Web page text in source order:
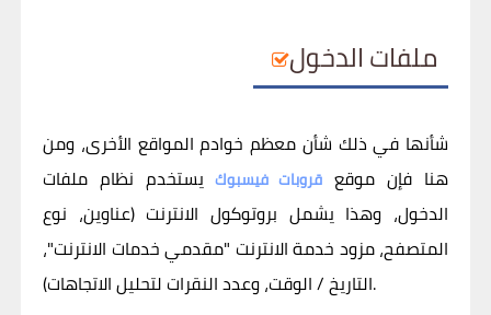
ملفات الدخول
شأنها في ذلك شأن معظم خوادم المواقع الأخرى، ومن
هنا فإن موقع قروبات فيسبوك يستخدم نظام ملفات
الدخول، وهذا يشمل بروتوكول الانترنت (عناوين، نوع
المتصفح، مزود خدمة الانترنت "مقدمي خدمات الانترنت"،
التاريخ / الوقت، وعدد النقرات لتحليل الاتجاهات).